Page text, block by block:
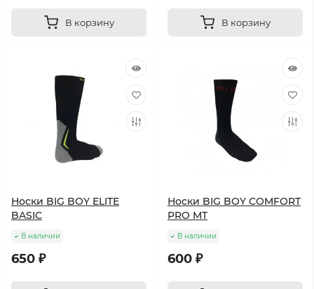
В корзину В корзину
Носки BIG BOY ELITE
BASIC
В наличии
650 ₽
Носки BIG BOY COMFORT
PRO MT
В наличии
600 ₽